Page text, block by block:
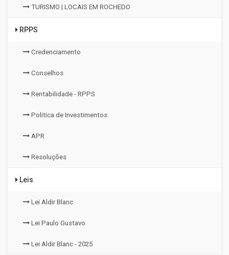
TURISMO | LOCAIS EM ROCHEDO
RPPS
Credenciamento
Conselhos
Rentabilidade - RPPS
Politica de Investimentos
APR
Resoluções
Leis
Lei Aldir Blanc
Lei Paulo Gustavo
Lei Aldir Blanc - 2025